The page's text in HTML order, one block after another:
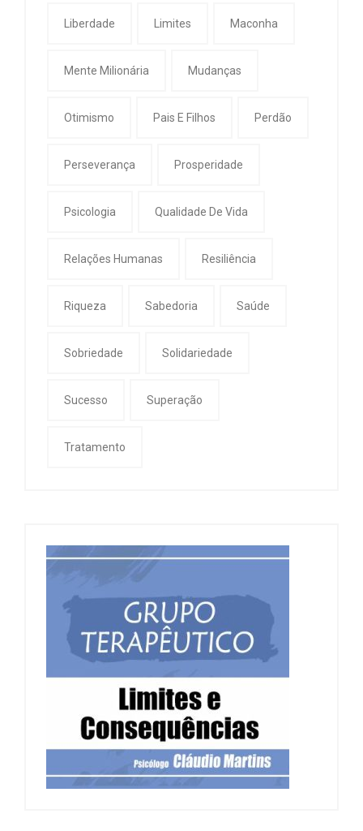
Liberdade Limites Maconha
Mente Milionária Mudanças
Otimismo Pais E Filhos Perdão
Perseverança Prosperidade
Psicologia Qualidade De Vida
Relações Humanas Resiliência
Riqueza Sabedoria Saúde
Sobriedade Solidariedade
Sucesso Superação
Tratamento